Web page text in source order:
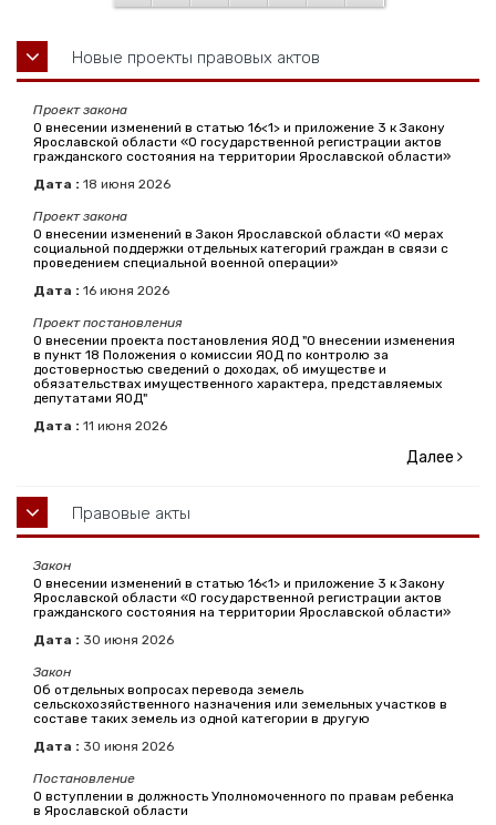
Новые проекты правовых актов
Проект закона
О внесении изменений в статью 16<1> и приложение 3 к Закону
Ярославской области «О государственной регистрации актов
гражданского состояния на территории Ярославской области»
Дата : 18 июня 2026
Проект закона
О внесении изменений в Закон Ярославской области «О мерах
социальной поддержки отдельных категорий граждан в связи с
проведением специальной военной операции»
Дата : 16 июня 2026
Проект постановления
О внесении проекта постановления ЯОД "О внесении изменения
в пункт 18 Положения о комиссии ЯОД по контролю за
достоверностью сведений о доходах, об имуществе и
обязательствах имущественного характера, представляемых
депутатами ЯОД"
Дата : 11 июня 2026
Далее
Правовые акты
Закон
О внесении изменений в статью 16<1> и приложение 3 к Закону
Ярославской области «О государственной регистрации актов
гражданского состояния на территории Ярославской области»
Дата : 30 июня 2026
Закон
Об отдельных вопросах перевода земель
сельскохозяйственного назначения или земельных участков в
составе таких земель из одной категории в другую
Дата : 30 июня 2026
Постановление
О вступлении в должность Уполномоченного по правам ребенка
в Ярославской области